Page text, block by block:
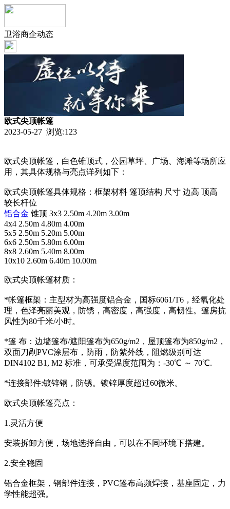
卫浴商企动态
欧式尖顶帐篷
2023-05-27 浏览:123
欧式尖顶帐篷，白色锥顶式，公园草坪、广场、海滩等场所应
用，其具体规格与亮点详列如下：
欧式尖顶帐篷具体规格：框架材料 篷顶结构 尺寸 边高 顶高
较长杆位
铝合金 锥顶 3x3 2.50m 4.20m 3.00m
4x4 2.50m 4.80m 4.00m
5x5 2.50m 5.20m 5.00m
6x6 2.50m 5.80m 6.00m
8x8 2.60m 5.40m 8.00m
10x10 2.60m 6.40m 10.00m
欧式尖顶帐篷材质：
*帐篷框架：主型材为高强度铝合金，国标6061/T6，经氧化处
理，色泽亮丽美观，防锈，高密度，高强度，高韧性。篷房抗
风性为80千米/小时。
*篷 布：边墙篷布/遮阳篷布为650g/m2，屋顶篷布为850g/m2，
双面刀剐PVC涂层布，防雨，防紫外线，阻燃级别可达
DIN4102 B1, M2 标准，可承受温度范围为：-30℃ ～ 70℃.
*连接部件:镀锌钢，防锈。镀锌厚度超过60微米。
欧式尖顶帐篷亮点：
1.灵活方便
安装拆卸方便，场地选择自由，可以在不同环境下搭建。
2.安全稳固
铝合金框架，钢部件连接，PVC篷布高频焊接，基座固定，力
学性能超强。